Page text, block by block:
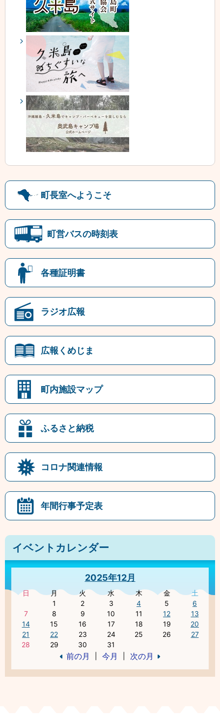
町長室へようこそ
町営バスの時刻表
各種証明書
ラジオ広報
広報くめじま
町内施設マップ
ふるさと納税
コロナ関連情報
年間行事予定表
イベントカレンダー
2025年12月
日 月 火 水 木 金
土
1
2 3 4 5
6
7
8 9 10 11 12
13
14
15 16 17 18 19
20
21
22 23 24 25 26
27
28
29 30 31
前の月 今月 次の月